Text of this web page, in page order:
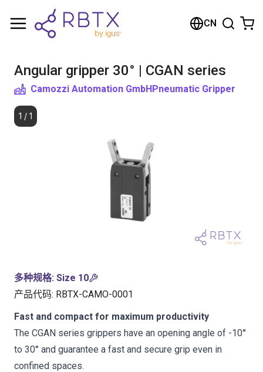
CN
Angular gripper 30° | CGAN series
Camozzi Automation GmbHPneumatic Gripper
1 / 1
多种规格: Size 10
产品代码: RBTX-CAMO-0001
Fast and compact for maximum productivity
The CGAN series grippers have an opening angle of -10°
to 30° and guarantee a fast and secure grip even in
confined spaces.
购物车
浏览商店